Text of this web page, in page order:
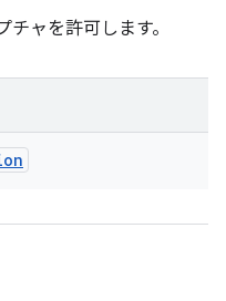
ャを許可します。